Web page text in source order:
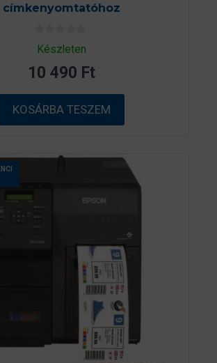
címkenyomtatóhoz
0
a
b
ő
l
Készleten
10 490 Ft
KOSÁRBA TESZEM